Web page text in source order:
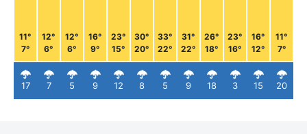
11°
7°
17
12°
6°
7
12°
6°
5
16°
9°
9
23°
15°
12
30°
20°
8
33°
22°
5
31°
22°
9
26°
18°
18
23°
16°
3
16°
12°
15
11°
7°
20